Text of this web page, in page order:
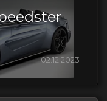
02.12.2023